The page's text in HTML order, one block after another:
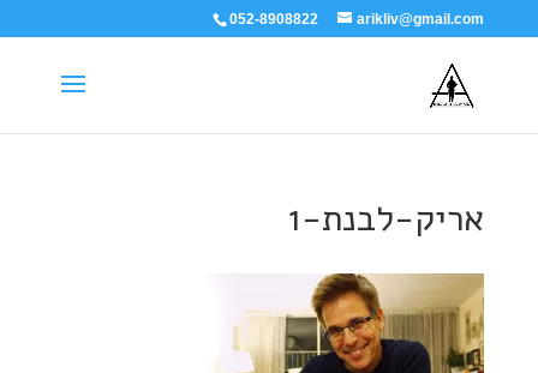
052-8908822 arikliv@gmail.com
אריק-לבנת-1